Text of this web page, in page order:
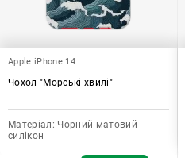
Apple iPhone 14
Чохол "Морські хвилі"
Матеріал: Чорний матовий
силікон